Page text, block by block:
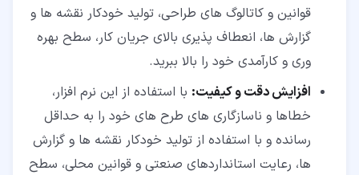
قوانین و کاتالوگ های طراحی، تولید خودکار نقشه ها و
گزارش ها، انعطاف پذیری بالای جریان کار، سطح بهره
وری و کارآمدی خود را بالا ببرید.
افزایش دقت و کیفیت: با استفاده از این نرم افزار،
خطاها و ناسازگاری های طرح های خود را به حداقل
رسانده و با استفاده از تولید خودکار نقشه ها و گزارش
ها، رعایت استانداردهای صنعتی و قوانین محلی، سطح